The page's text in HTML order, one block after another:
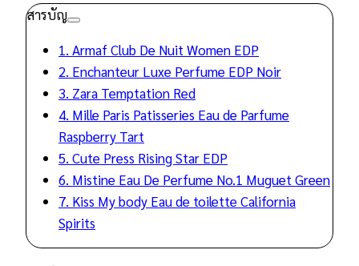
สารบัญ
1. Armaf Club De Nuit Women EDP
2. Enchanteur Luxe Perfume EDP Noir
3. Zara Temptation Red
4. Mille Paris Patisseries Eau de Parfume
Raspberry Tart
5. Cute Press Rising Star EDP
6. Mistine Eau De Perfume No.1 Muguet Green
7. Kiss My body Eau de toilette California
Spirits